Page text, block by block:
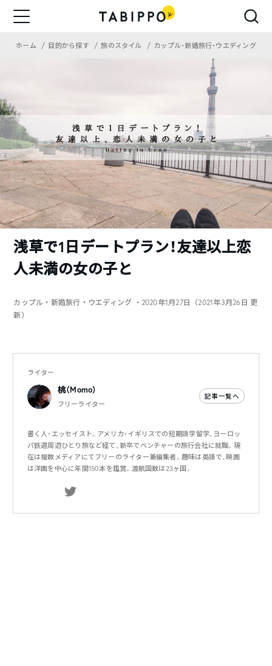
ホーム 目的から探す 旅のスタイル カップル・新婚旅行・ウエディング
浅草で1日デートプラン！友達以上恋
人未満の女の子と
カップル・新婚旅行・ウエディング ・2020年1月27日（2021年3月26日 更
新）
ライター
桃（Momo）
フリーライター
記事一覧へ
書く人・エッセイスト。アメリカ・イギリスでの短期語学留学、ヨーロッ
パ鉄道周遊ひとり旅など経て、新卒でベンチャーの旅行会社に就職。現
在は複数メディアにてフリーのライター兼編集者。趣味は英語で、映画
は洋画を中心に年間150本を鑑賞。渡航国数は23ヶ国。